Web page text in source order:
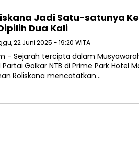
Jadi Satu-satunya
Dua Kali
22 Juni 2025 - 19:20 WITA
– Sejarah tercipta dalam
Golkar NTB di Prime Park Hotel
Roliskana mencatatkan…